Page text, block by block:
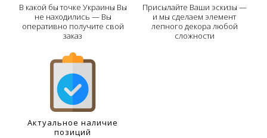
В какой бы точке Украины Вы
не находились — Вы
оперативно получите свой
заказ
Присылайте Ваши эскизы —
и мы сделаем элемент
лепного декора любой
сложности
Актуальное наличие
позиций